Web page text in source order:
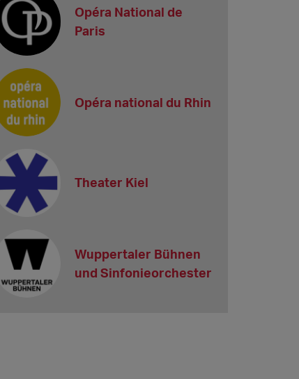
Opéra National de
Paris
Opéra national du Rhin
Theater Kiel
Wuppertaler Bühnen
und Sinfonieorchester